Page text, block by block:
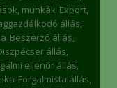
munkák Export,
állás,
Beszerző állás,
állás,
ellenőr állás,
Forgalmista állás,